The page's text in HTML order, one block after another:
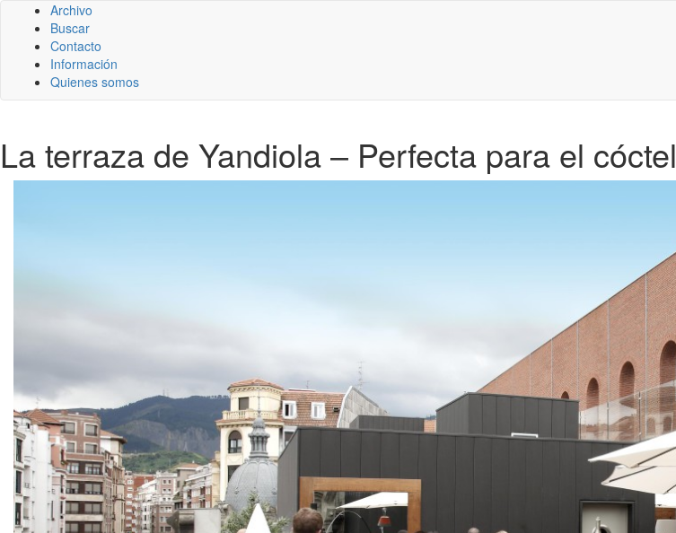
Archivo
Buscar
Contacto
Información
Quienes somos
La terraza de Yandiola – Perfecta para el cóctel